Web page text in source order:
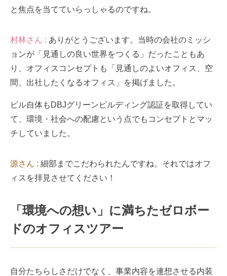
と焦点を当てていらっしゃるのですね。
村林さん : ありがとうございます。当時の会社のミッシ
ョンが「見通しの良い世界をつくる」だったこともあ
り、オフィスコンセプトも「見通しのよいオフィス、空
間、出社したくなるオフィス」を掲げました。
ビル自体もDBJグリーンビルディング認証を取得してい
て、環境・社会への配慮という点でもコンセプトとマッ
チしていました。
源さん : 細部までこだわられたんですね。それではオフ
ィスを拝見させてください！
「環境への想い」に満ちたゼロボー
ドのオフィスツアー
自分たちらしさだけでなく、事業内容を連想させる内装